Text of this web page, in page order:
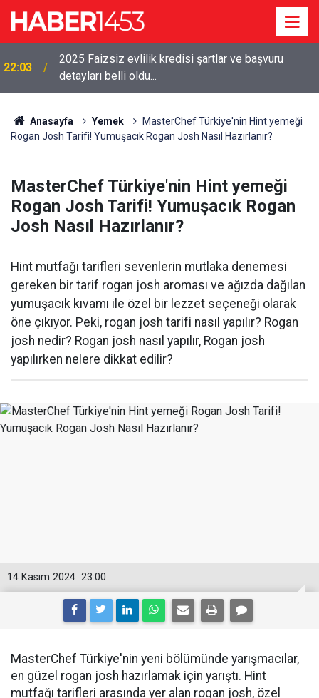
22:03
2025 Faizsiz evlilik kredisi şartlar ve başvuru
detayları belli oldu...
Anasayfa Yemek
MasterChef Türkiye'nin Hint yemeği
Rogan Josh Tarifi! Yumuşacık Rogan Josh Nasıl Hazırlanır?
MasterChef Türkiye'nin Hint yemeği
Rogan Josh Tarifi! Yumuşacık Rogan
Josh Nasıl Hazırlanır?
Hint mutfağı tarifleri sevenlerin mutlaka denemesi
gereken bir tarif rogan josh aroması ve ağızda dağılan
yumuşacık kıvamı ile özel bir lezzet seçeneği olarak
öne çıkıyor. Peki, rogan josh tarifi nasıl yapılır? Rogan
josh nedir? Rogan josh nasıl yapılır, Rogan josh
yapılırken nelere dikkat edilir?
23:00
14 Kasım 2024
MasterChef Türkiye'nin yeni bölümünde yarışmacılar,
en güzel rogan josh hazırlamak için yarıştı. Hint
mutfağı tarifleri arasında yer alan rogan josh, özel